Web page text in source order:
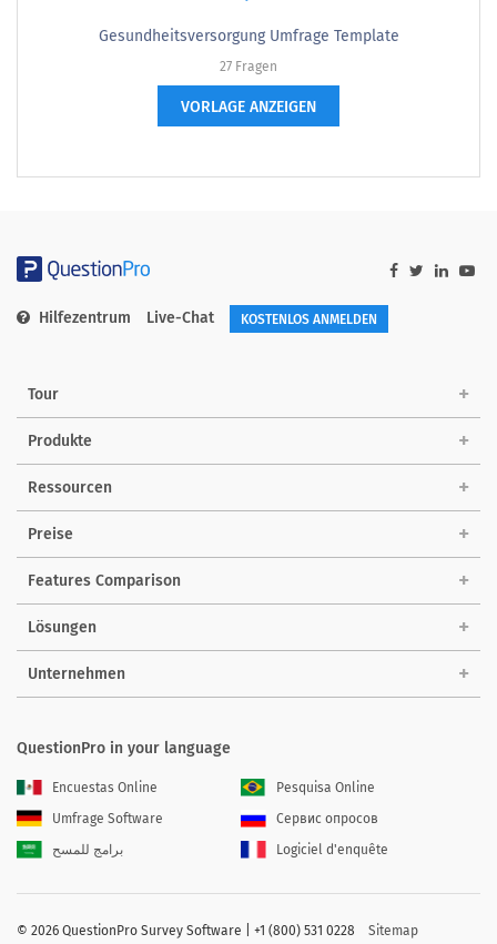
Gesundheitsversorgung Umfrage Template
27 Fragen
VORLAGE ANZEIGEN
Hilfezentrum Live-Chat KOSTENLOS ANMELDEN
Tour
Produkte
Ressourcen
Preise
Features Comparison
Lösungen
Unternehmen
QuestionPro in your language
Encuestas Online
Pesquisa Online
Umfrage Software
Сервис опросов
برامج للمسح
Logiciel d'enquête
© 2026 QuestionPro Survey Software | +1 (800) 531 0228 Sitemap